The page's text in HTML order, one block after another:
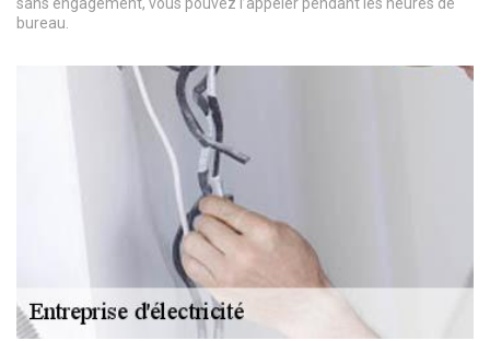
bureau.